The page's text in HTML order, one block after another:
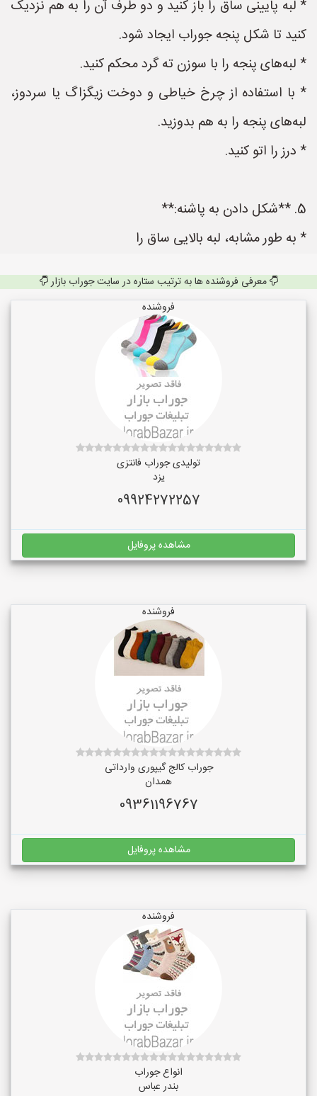
* لبه پایینی ساق را باز کنید و دو طرف آن را به هم نزدیک
کنید تا شکل پنجه جوراب ایجاد شود.
* لبه‌های پنجه را با سوزن ته گرد محکم کنید.
* با استفاده از چرخ خیاطی و دوخت زیگزاگ یا سردوز،
لبه‌های پنجه را به هم بدوزید.
* درز را اتو کنید.
5. **شکل دادن به پاشنه:**
* به طور مشابه، لبه بالایی ساق را
معرفی فروشنده ها به ترتیب ستاره در سایت جوراب بازار
فروشنده
تولیدی جوراب فانتزی
یزد
09924272257
مشاهده پروفایل
فروشنده
جوراب کالج گیپوری وارداتی
همدان
09361196767
مشاهده پروفایل
فروشنده
انواع جوراب
بندر عباس